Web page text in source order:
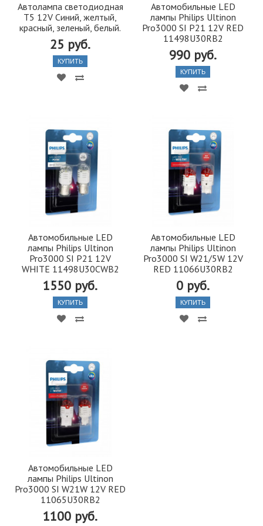
Автолампа светодиодная
T5 12V Синий, желтый,
красный, зеленый, белый.
25 руб.
КУПИТЬ
Автомобильные LED
лампы Philips Ultinon
Pro3000 SI P21 12V RED
11498U30RB2
990 руб.
КУПИТЬ
Автомобильные LED
лампы Philips Ultinon
Pro3000 SI P21 12V
WHITE 11498U30CWB2
1550 руб.
КУПИТЬ
Автомобильные LED
лампы Philips Ultinon
Pro3000 SI W21/5W 12V
RED 11066U30RB2
0 руб.
КУПИТЬ
Автомобильные LED
лампы Philips Ultinon
Pro3000 SI W21W 12V RED
11065U30RB2
1100 руб.